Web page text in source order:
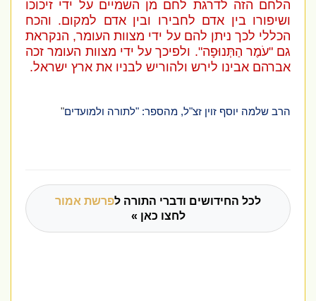
הלחם הזה לדרגת לחם מן השמיים על ידי זיכוכו
ושיפורו בין אדם לחבירו ובין אדם למקום. והכח
הכללי לכך ניתן להם על ידי מצוות העומר, הנקראת
גם "עֹמֶר הַתְּנוּפָה". ולפיכך על ידי מצוות העומר זכה
אברהם אבינו לירש ולהוריש לבניו את ארץ ישראל.
הרב שלמה יוסף זוין זצ"ל, מהספר: "לתורה ולמועדים"
לכל החידושים ודברי התורה לפרשת אמור
לחצו כאן »